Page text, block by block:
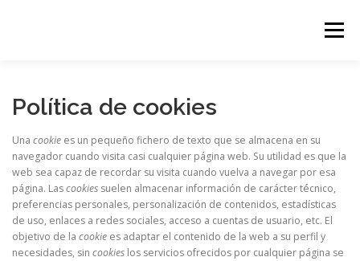
Menú
Política de cookies
Una cookie es un pequeño fichero de texto que se almacena en su
navegador cuando visita casi cualquier página web. Su utilidad es que la
web sea capaz de recordar su visita cuando vuelva a navegar por esa
página. Lascookies suelen almacenar información de carácter técnico,
preferencias personales, personalización de contenidos, estadísticas
de uso, enlaces a redes sociales, acceso a cuentas de usuario, etc. El
objetivo de la cookie es adaptar el contenido de la web a su perfil y
necesidades, sin cookies los servicios ofrecidos por cualquier página se